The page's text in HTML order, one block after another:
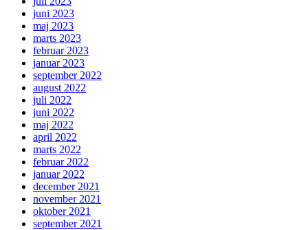
juni 2023
maj 2023
marts 2023
februar 2023
januar 2023
september 2022
august 2022
juli 2022
juni 2022
maj 2022
april 2022
marts 2022
februar 2022
januar 2022
december 2021
november 2021
oktober 2021
september 2021